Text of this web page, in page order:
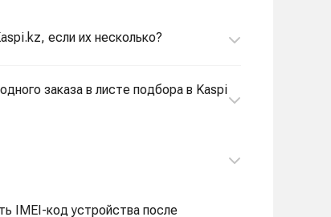
если их несколько?
заказа в листе подбора в Kaspi
IMEI-код устройства после